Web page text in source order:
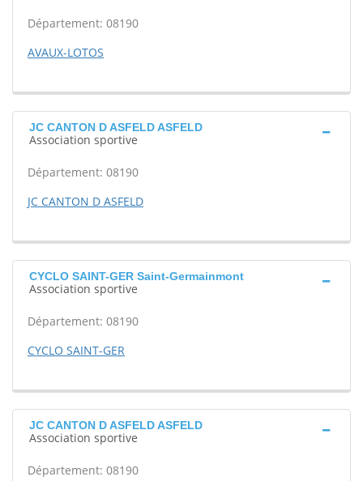
Département: 08190
AVAUX-LOTOS
JC CANTON D ASFELD ASFELD
Association sportive
Département: 08190
JC CANTON D ASFELD
CYCLO SAINT-GER Saint-Germainmont
Association sportive
Département: 08190
CYCLO SAINT-GER
JC CANTON D ASFELD ASFELD
Association sportive
Département: 08190